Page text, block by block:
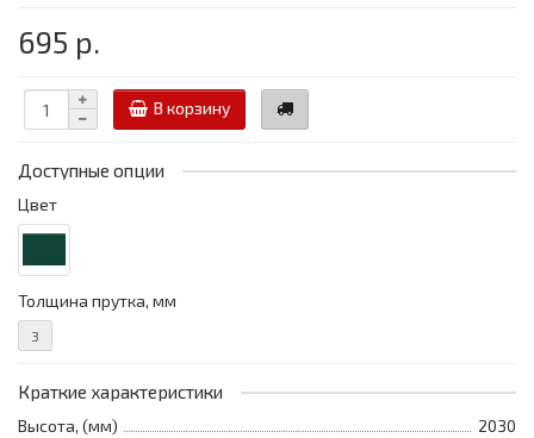
695 р.
В корзину
Доступные опции
Цвет
Толщина прутка, мм
3
Краткие характеристики
Высота, (мм)
2030